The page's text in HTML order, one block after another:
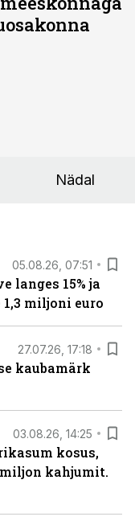
Nädal
05.08.26, 07:51
langes 15% ja
miljoni euro
27.07.26, 17:18
kaubamärk
03.08.26, 14:25
kosus,
kahjumit.